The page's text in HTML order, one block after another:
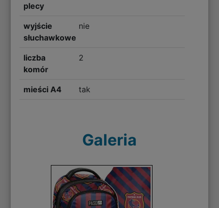
plecy
wyjście
słuchawkowe
nie
liczba
komór
2
mieści A4 tak
Galeria